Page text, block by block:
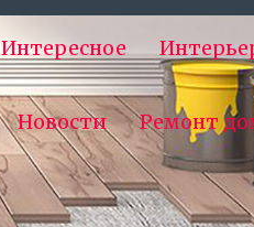
Интересное
Новости Ремонт